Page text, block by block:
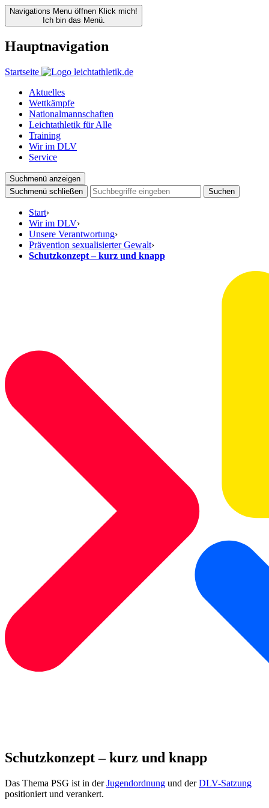
Navigations Menu öffnen Klick mich!
Ich bin das Menü.
Hauptnavigation
Startseite
Aktuelles
Wettkämpfe
Nationalmannschaften
Leichtathletik für Alle
Training
Wir im DLV
Service
Suchmenü anzeigen
Suchmenü schließen
Suchen
Start›
Wir im DLV›
Unsere Verantwortung›
Prävention sexualisierter Gewalt›
Schutzkonzept – kurz und knapp
Schutzkonzept – kurz und knapp
Das Thema PSG ist in derJugendordnung und derDLV-Satzung
positioniert und verankert.